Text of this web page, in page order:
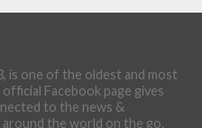
is one of the oldest and most
Facebook page gives
to the news &
around the world on the go.